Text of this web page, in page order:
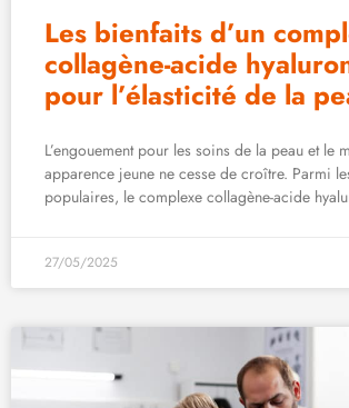
Les bienfaits d’un
collagène-acide
pour l’élasticité de la
L’engouement pour les soins de la peau et le
apparence jeune ne cesse de croître. Parmi
populaires, le complexe collagène-acide
27/05/2025